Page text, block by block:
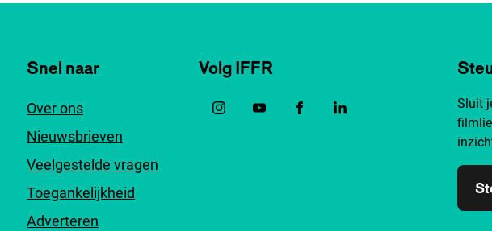
Snel naar
Over ons
Nieuwsbrieven
Veelgestelde vragen
Toegankelijkheid
Adverteren
Volg IFFR
Sluit